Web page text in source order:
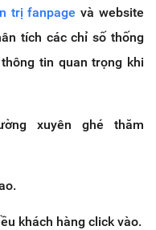
trị fanpage và website
tích các chỉ số thống
tin quan trọng khi
xuyên ghé thăm
khách hàng click vào.